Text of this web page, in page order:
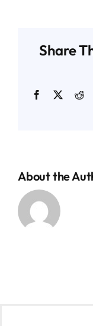
Share
Facebook
X
About the